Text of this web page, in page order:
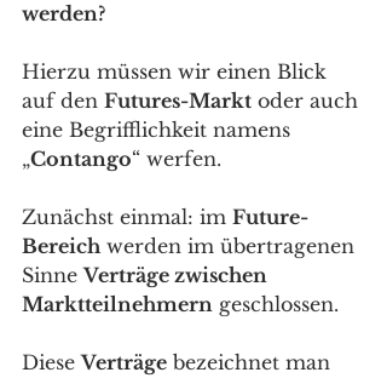
werden?
Hierzu müssen wir einen Blick
auf den Futures-Markt oder auch
eine Begrifflichkeit namens
„Contango“ werfen.
Zunächst einmal: im Future-
Bereich werden im übertragenen
Sinne Verträge zwischen
Marktteilnehmern geschlossen.
Diese Verträge bezeichnet man